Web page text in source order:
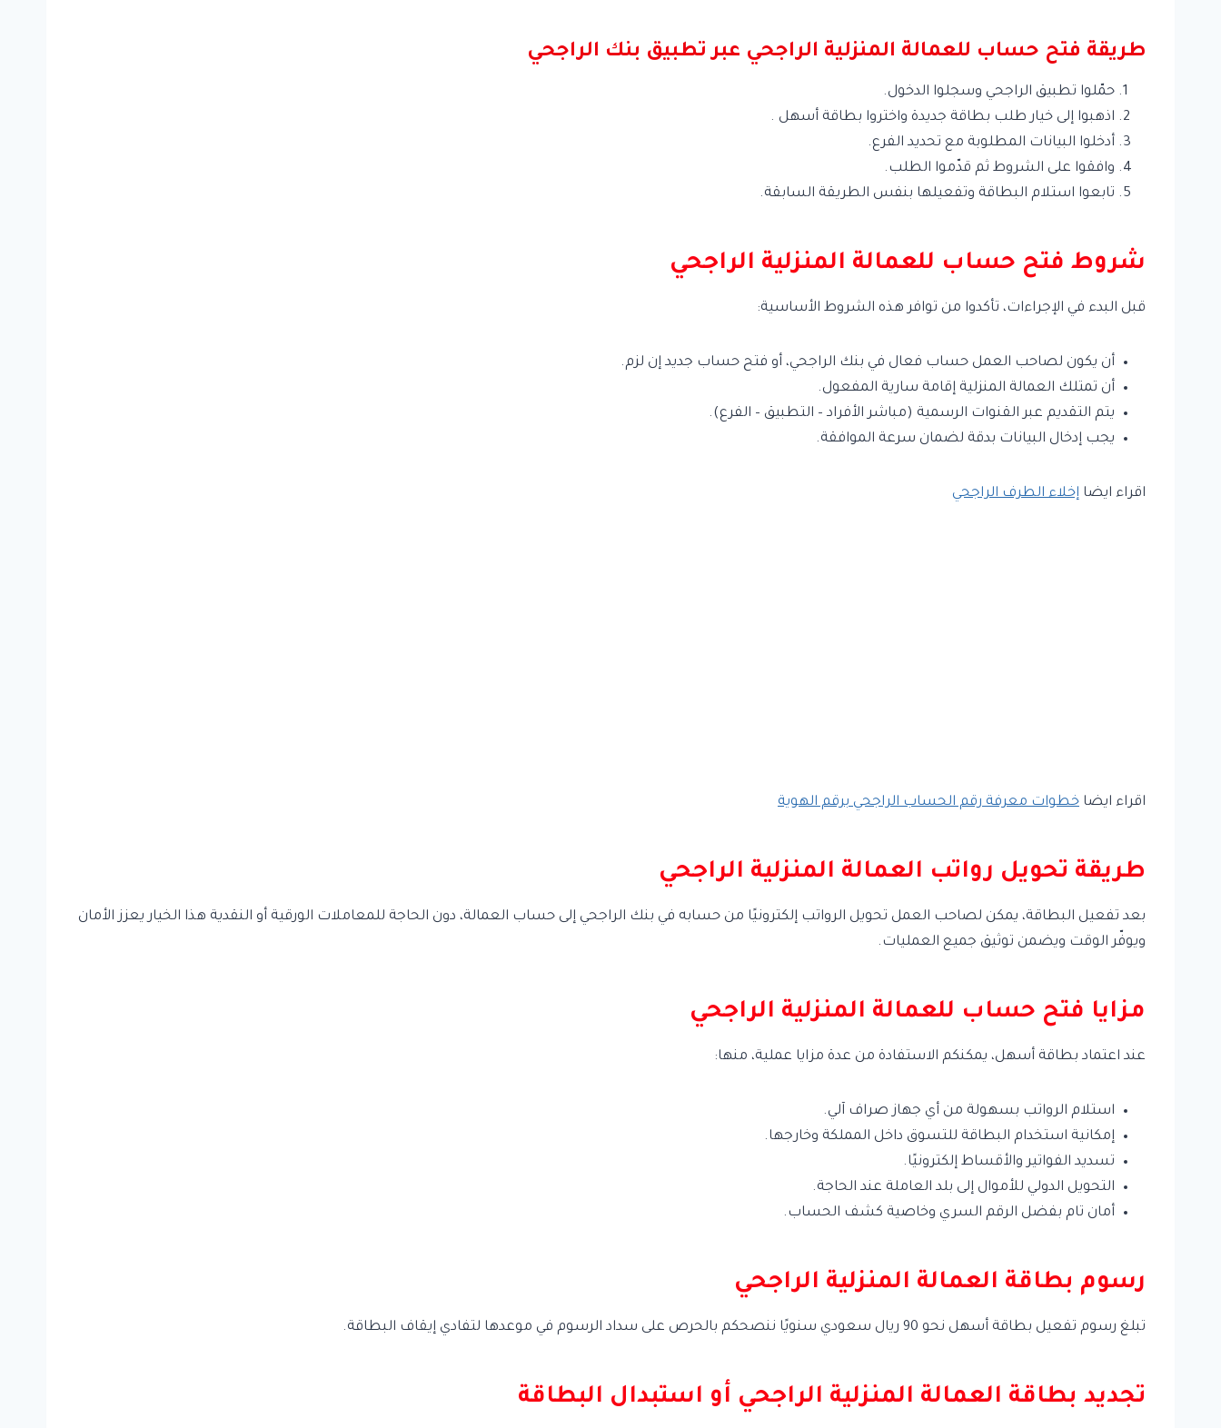
طريقة فتح حساب للعمالة المنزلية الراجحي عبر تطبيق بنك الراجحي
حمّلوا تطبيق الراجحي وسجلوا الدخول.
اذهبوا إلى خيار طلب بطاقة جديدة واختروا بطاقة أسهل .
أدخلوا البيانات المطلوبة مع تحديد الفرع.
وافقوا على الشروط ثم قدّموا الطلب.
تابعوا استلام البطاقة وتفعيلها بنفس الطريقة السابقة.
شروط فتح حساب للعمالة المنزلية الراجحي
قبل البدء في الإجراءات، تأكدوا من توافر هذه الشروط الأساسية:
أن يكون لصاحب العمل حساب فعال في بنك الراجحي، أو فتح حساب جديد إن لزم.
أن تمتلك العمالة المنزلية إقامة سارية المفعول.
يتم التقديم عبر القنوات الرسمية (مباشر الأفراد – التطبيق – الفرع).
يجب إدخال البيانات بدقة لضمان سرعة الموافقة.
اقراء ايضا إخلاء الطرف الراجحي
اقراء ايضا خطوات معرفة رقم الحساب الراجحي برقم الهوية
طريقة تحويل رواتب العمالة المنزلية الراجحي
بعد تفعيل البطاقة، يمكن لصاحب العمل تحويل الرواتب إلكترونيًا من حسابه في بنك الراجحي إلى حساب العمالة، دون الحاجة للمعاملات الورقية أو النقدية هذا الخيار يعزز الأمان
ويوفّر الوقت ويضمن توثيق جميع العمليات.
مزايا فتح حساب للعمالة المنزلية الراجحي
عند اعتماد بطاقة أسهل، يمكنكم الاستفادة من عدة مزايا عملية، منها:
استلام الرواتب بسهولة من أي جهاز صراف آلي.
إمكانية استخدام البطاقة للتسوق داخل المملكة وخارجها.
تسديد الفواتير والأقساط إلكترونيًا.
التحويل الدولي للأموال إلى بلد العاملة عند الحاجة.
أمان تام بفضل الرقم السري وخاصية كشف الحساب.
رسوم بطاقة العمالة المنزلية الراجحي
تبلغ رسوم تفعيل بطاقة أسهل نحو 90 ريال سعودي سنويًا ننصحكم بالحرص على سداد الرسوم في موعدها لتفادي إيقاف البطاقة.
تجديد بطاقة العمالة المنزلية الراجحي أو استبدال البطاقة